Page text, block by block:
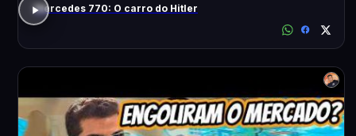
Mercedes 770: O carro do Hitler